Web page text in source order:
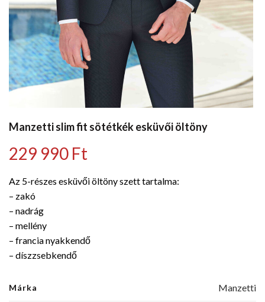
Manzetti slim fit sötétkék esküvői öltöny
229 990 Ft
Az 5-részes esküvői öltöny szett tartalma:
– zakó
– nadrág
– mellény
– francia nyakkendő
– díszzsebkendő
Márka Manzetti